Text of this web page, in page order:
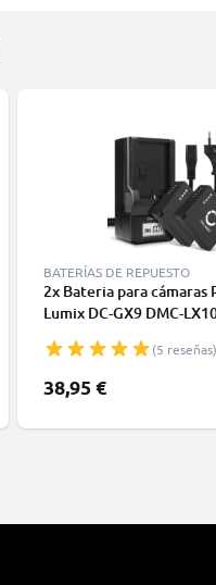
BATERÍAS DE REPUESTO
2x Bateria para cámaras
Lumix DC-GX9 DMC-
DC-TZ90 - DMW-BLE9
BP-DC15 730mAh +
DE-A98A DE-A99B
(5 reseñas)
38,95 €